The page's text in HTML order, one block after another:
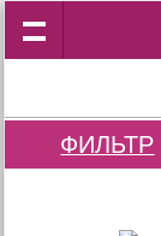
ФИЛЬТР